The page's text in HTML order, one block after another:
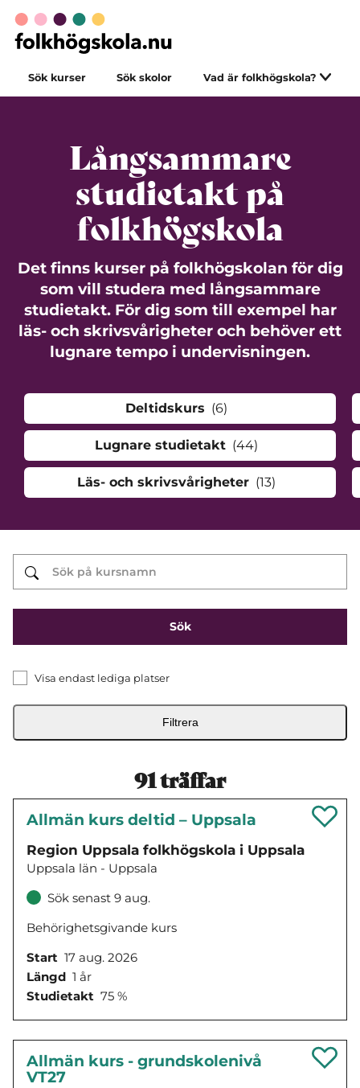
Sök kurser Sök skolor Vad är folkhögskola?
Långsammare
studietakt på
folkhögskola
Det finns kurser på folkhögskolan för dig
som vill studera med långsammare
studietakt. För dig som till exempel har
läs- och skrivsvårigheter och behöver ett
lugnare tempo i undervisningen.
Deltidskurs (6)
Lugnare studietakt (44)
Läs- och skrivsvårigheter (13)
Visa endast lediga platser
Filtrera
91träffar
Allmän kurs deltid – Uppsala
Region Uppsala folkhögskola i Uppsala
Uppsala län - Uppsala
Sök senast 9 aug.
Behörighetsgivande kurs
Start 17 aug. 2026
Längd 1 år
Studietakt 75 %
Allmän kurs - grundskolenivå
VT27